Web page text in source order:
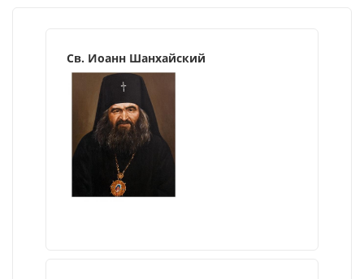
Св. Иоанн Шанхайский